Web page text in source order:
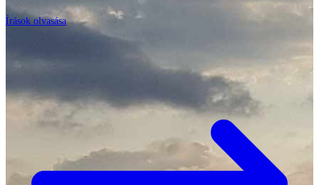
Írások olvasása